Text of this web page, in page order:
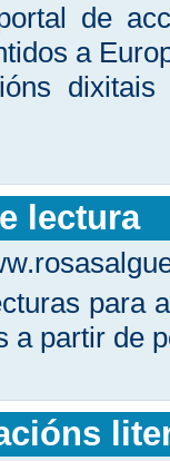
de
a
lectura
para
a partir de